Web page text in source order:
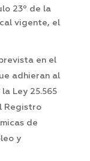
23º de la
vigente, el
en el
adhieran al
Ley 25.565
Registro
de
y